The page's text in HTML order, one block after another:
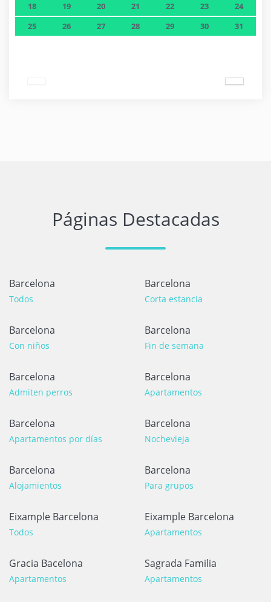
18
19 20 21 22 23
24
25
26 27 28 29 30 31
Páginas Destacadas
Barcelona
Todos
Barcelona
Corta estancia
Barcelona
Con niños
Barcelona
Fin de semana
Barcelona
Admiten perros
Barcelona
Apartamentos
Barcelona
Apartamentos por días
Barcelona
Nochevieja
Barcelona
Alojamientos
Barcelona
Para grupos
Eixample Barcelona
Todos
Eixample Barcelona
Apartamentos
Gracia Bacelona
Apartamentos
Sagrada Familia
Apartamentos